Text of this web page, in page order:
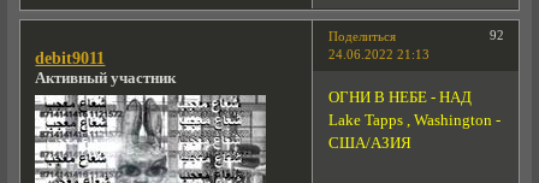
Поделиться
92
24.06.2022 21:13
debit9011
Активный участник
ОГНИ В НЕБЕ - НАД
Lake Tapps , Washington -
США/АЗИЯ